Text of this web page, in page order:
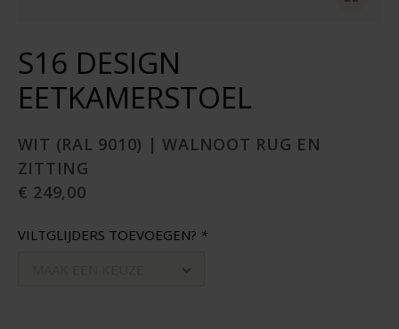
S16 DESIGN
EETKAMERSTOEL
WIT (RAL 9010) | WALNOOT RUG EN
ZITTING
€ 249,00
VILTGLIJDERS TOEVOEGEN? *